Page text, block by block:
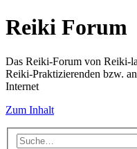
Reiki Forum
Das Reiki-Forum von Reiki-
Reiki-Praktizierenden bzw.
Internet
Zum Inhalt